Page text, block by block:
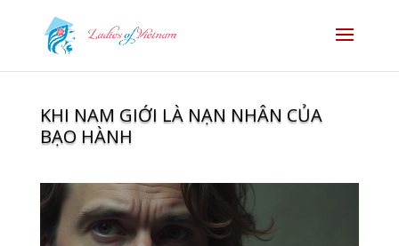
KHI NAM GIỚI LÀ NẠN NHÂN CỦA
BẠO HÀNH